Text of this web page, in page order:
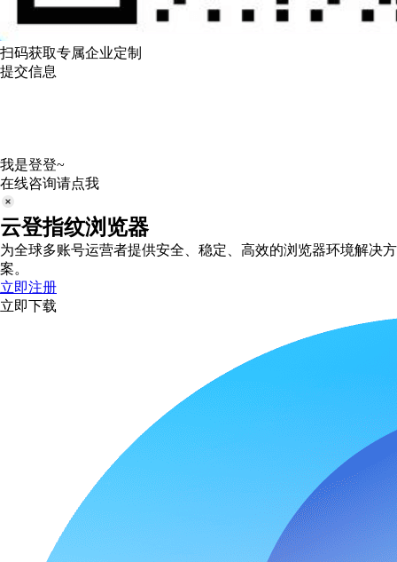
扫码获取专属企业定制
提交信息
我是登登~
在线咨询请点我
云登指纹浏览器
为全球多账号运营者提供安全、稳定、高效的浏览器环境解决方
案。
立即注册
立即下载